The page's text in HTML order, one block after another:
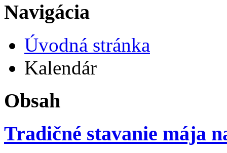
Navigácia
Úvodná stránka
Kalendár
Obsah
Tradičné stavanie mája